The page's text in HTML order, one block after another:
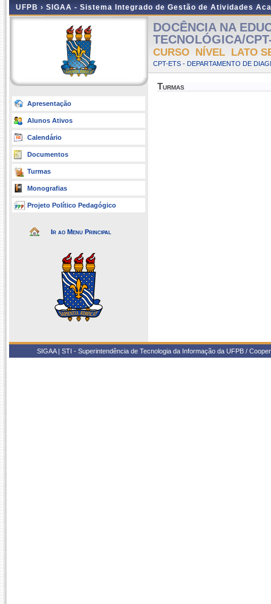
UFPB › SIGAA - Sistema Integrado de Gestão de Atividades
Apresentação
Alunos Ativos
Calendário
Documentos
Turmas
Monografias
Projeto Político Pedagógico
Ir ao Menu Principal
DOCÊNCIA NA
TECNOLÓGICA/
CURSO NÍVEL LATO
CPT-ETS - DEPARTAMENTO DE
Turmas
SIGAA | STI - Superintendência de Tecnologia da Informação da UFPB /